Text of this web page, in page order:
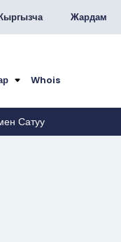
Жардам
Whois
Сатуу